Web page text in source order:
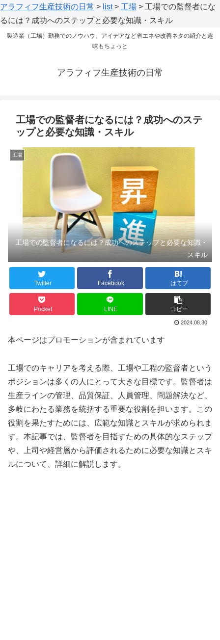
アラフィフ生産技術の日常 > list> 工場 > 工場での監督者にな
るには？成功へのステップと必要な知識・スキル
製造業（工場）勤務でのノウハウ、アイデアなど省エネや改善ネタの紹介と趣
味もちょっと
アラフィフ生産技術の日常
工場での監督者になるには？成功へのステ
ップと必要な知識・スキル
工場
工場での監督者になるには？成功へのステップと必要な知識・
スキル
Twitter Facebook はてブ
Pocket LINE コピー
2024.08.30
本ページはプロモーションが含まれています
工場でのキャリアを考える際、工場や工程の監督者という
ポジションは多くの人にとって大きな目標です。監督者は
生産ラインの管理、品質保証、人員管理、問題解決など、
多岐にわたる業務を統括する重要な役割を担います。この
役割を果たすためには、広範な知識とスキルが求められま
す。本記事では、監督者を目指すための具体的なステップ
や、上司や経営層から評価されるために必要な知識とスキ
ルについて、詳細に解説します。